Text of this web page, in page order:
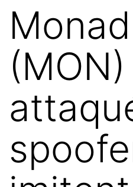
Monad